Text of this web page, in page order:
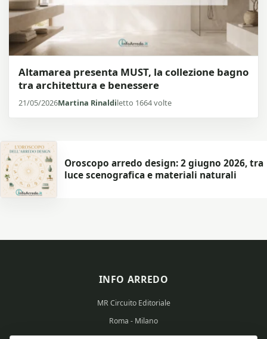
Altamarea presenta MUST, la collezione bagno
tra architettura e benessere
21/05/2026Martina Rinaldiletto 1664 volte
Oroscopo arredo design: 2 giugno 2026, tra
luce scenografica e materiali naturali
INFO ARREDO
MR Circuito Editoriale
Roma - Milano